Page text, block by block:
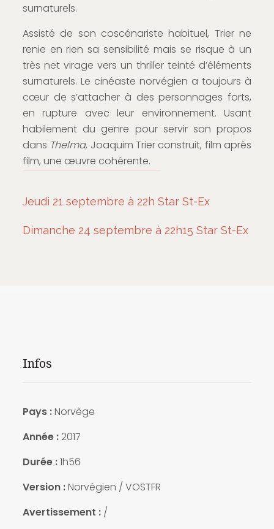
surnaturels.
Assisté de son coscénariste habituel, Trier ne
renie en rien sa sensibilité mais se risque à un
très net virage vers un thriller teinté d’éléments
surnaturels. Le cinéaste norvégien a toujours à
cœur de s’attacher à des personnages forts,
en rupture avec leur environnement. Usant
habilement du genre pour servir son propos
dans Thelma, Joaquim Trier construit, film après
film, une œuvre cohérente.
Jeudi 21 septembre à 22h Star St-Ex
Dimanche 24 septembre à 22h15 Star St-Ex
Infos
Pays :Norvège
Année :2017
Durée :1h56
Version :Norvégien / VOSTFR
Avertissement :/